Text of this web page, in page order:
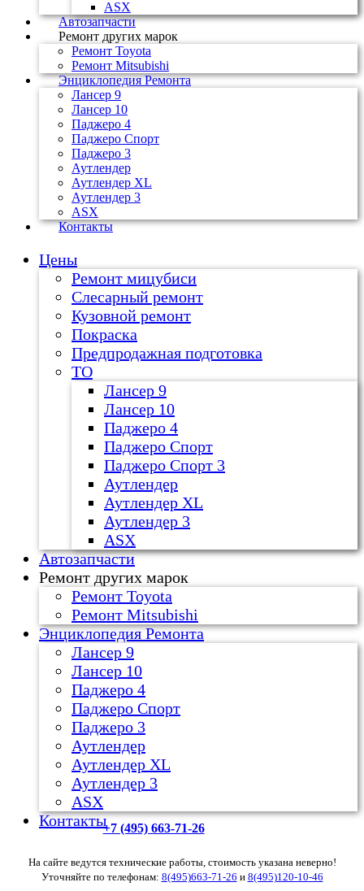
ASX
Автозапчасти
Ремонт других марок
Ремонт Toyota
Ремонт Mitsubishi
Энциклопедия Ремонта
Лансер 9
Лансер 10
Паджеро 4
Паджеро Спорт
Паджеро 3
Аутлендер
Аутлендер ХL
Аутлендер 3
ASX
Контакты
Цены
Ремонт мицубиси
Слесарный ремонт
Кузовной ремонт
Покраска
Предпродажная подготовка
ТО
Лансер 9
Лансер 10
Паджеро 4
Паджеро Спорт
Паджеро Спорт 3
Аутлендер
Аутлендер ХL
Аутлендер 3
ASX
Автозапчасти
Ремонт других марок
Ремонт Toyota
Ремонт Mitsubishi
Энциклопедия Ремонта
Лансер 9
Лансер 10
Паджеро 4
Паджеро Спорт
Паджеро 3
Аутлендер
Аутлендер ХL
Аутлендер 3
ASX
Контакты+7 (495) 663-71-26
На сайте ведутся технические работы, стоимость указана неверно!
Уточняйте по телефонам: 8(495)663-71-26 и 8(495)120-10-46